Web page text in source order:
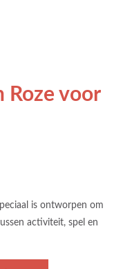
Roze voor
is ontworpen om
activiteit, spel en